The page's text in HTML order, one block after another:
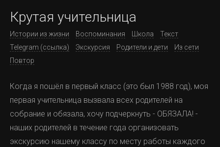
Крутая учительница
Истории из жизни Воспоминания Школа
Текст
Telegram (ссылка)
Экскурсия Родители и дети
Из сети
Повтор
Когда я пошёл в первый класс (это был 1988 год), моя
первая учительница вызвала всех родителей на
собрание и обязала, хочу подчеркнуть - ОБЯЗАЛА! -
наших родителей в течение года организовать
экскурсию нашему классу по месту работы каждого